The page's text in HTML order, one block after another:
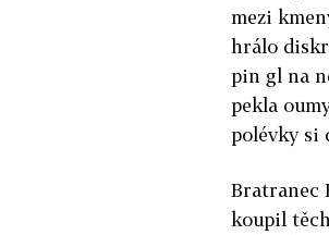
mezi
hrálo
pin­ gl na
pekla
polévky si
Bratranec
koupil